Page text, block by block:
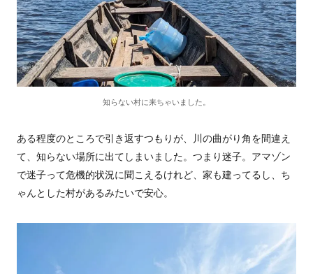
知らない村に来ちゃいました。
ある程度のところで引き返すつもりが、川の曲がり角を間違え
て、知らない場所に出てしまいました。つまり迷子。アマゾン
で迷子って危機的状況に聞こえるけれど、家も建ってるし、ち
ゃんとした村があるみたいで安心。